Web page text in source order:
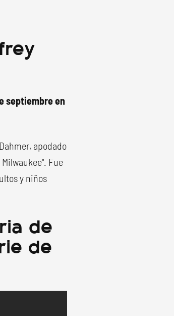
septiembre en
apodado
Fue
y niños
de
de